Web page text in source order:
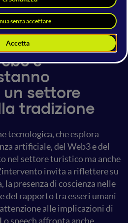
Editore:
e
un settore
tradizione
tecnologica, che esplora
artificiale, del Web3 e del
nel settore turistico ma anche
invita a riflettere su
presenza di coscienza nelle
del rapporto tra esseri umani
alle implicazioni di